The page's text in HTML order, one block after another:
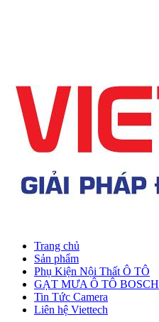
Trang chủ
Sản phẩm
Phụ Kiện Nội Thất Ô TÔ
GẠT MƯA Ô TÔ BOSCH
Tin Tức Camera
Liên hệ Viettech